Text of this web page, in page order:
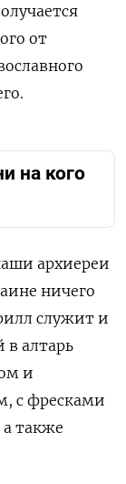
от
на кого
архиереи
ничего
служит и
в алтарь
и
с фресками
также